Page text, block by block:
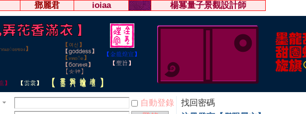
鄧麗君 ioiaa 楊冪量子景觀設計師
自動登錄
找回密碼